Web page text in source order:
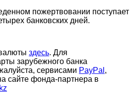
пожертвовании поступает
банковских дней.
здесь. Для
зарубежного банка
сервисами PayPal ,
сайте фонда-партнера в